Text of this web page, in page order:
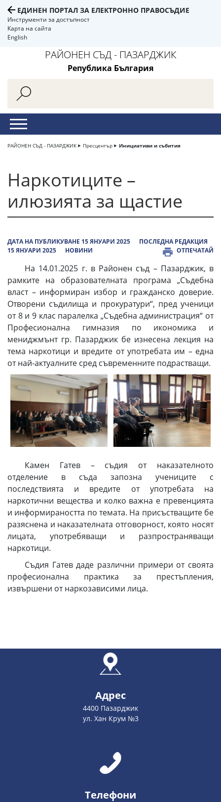
ЕДИНЕН ПОРТАЛ ЗА ЕЛЕКТРОННО ПРАВОСЪДИЕ
Инструменти за достъпност
Карта на сайта
English
РАЙОНЕН СЪД - ПАЗАРДЖИК
Република България
РАЙОНЕН СЪД - ПАЗАРДЖИК Пресцентър Инициативи и събития
Наркотиците –
илюзията за щастие
ДАТА НА ПУБЛИКУВАНЕ 15 ЯНУАРИ 2025
ПОСЛЕДНА РЕДАКЦИЯ
15 ЯНУАРИ 2025
НОВИНИ ОТПЕЧАТАЙ
На 14.01.2025 г. в Районен съд – Пазарджик, в
рамките на образователната програма „Съдебна
власт – информиран избор и гражданско доверие.
Отворени съдилища и прокуратури“, пред ученици
от 8 и 9 клас паралелка „Съдебна администрация“ от
Професионална гимназия по икономика и
мениджмънт гр. Пазарджик бе изнесена лекция на
тема наркотици и вредите от употребата им – една
от най-актуалните сред съвременните подрастващи.
Камен Гатев – съдия от наказателното
отделение в съда запозна учениците с
последствията и вредите от употребата на
наркотични вещества и колко важна е превенцията
и информираността по темата. На присъстващите бе
разяснена и наказателната отговорност, която носят
лицата, употребяващи и разпространяващи
наркотици.
Съдия Гатев даде различни примери от своята
професионална практика за престъпления,
извършени от наркозависими лица.
Адрес
4400 Пазарджик
ул. Хан Крум №3
Телефони